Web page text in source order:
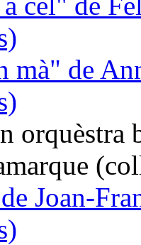
mà" de
orquèstra
Joan-